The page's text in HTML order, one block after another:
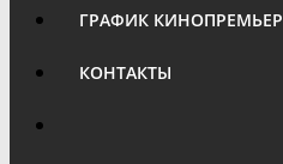
ГРАФИК КИНОПРЕМЬЕР
КОНТАКТЫ